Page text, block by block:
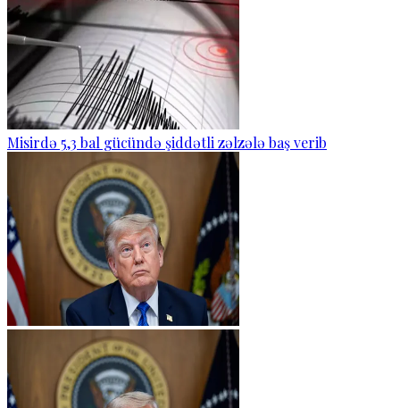
Misirdə 5,3 bal gücündə şiddətli zəlzələ baş verib